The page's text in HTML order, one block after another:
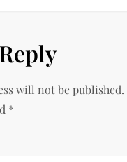
will not be published.
*